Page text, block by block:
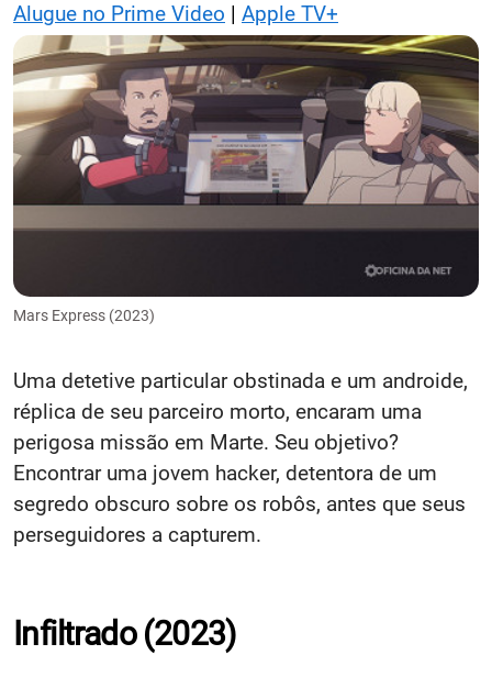
Alugue no Prime Video | Apple TV+
Mars Express (2023)
Uma detetive particular obstinada e um androide,
réplica de seu parceiro morto, encaram uma
perigosa missão em Marte. Seu objetivo?
Encontrar uma jovem hacker, detentora de um
segredo obscuro sobre os robôs, antes que seus
perseguidores a capturem.
Infiltrado (2023)